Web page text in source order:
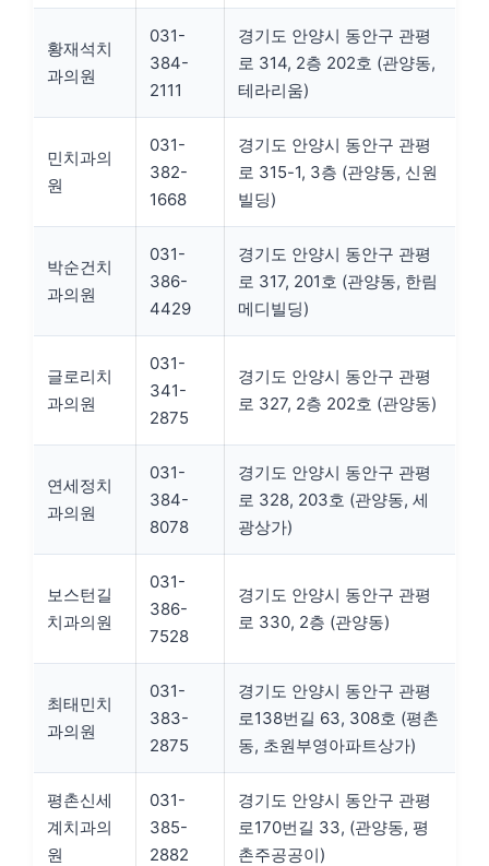
황재석치
과의원
031-
384-
2111
경기도 안양시 동안구 관평
로 314, 2층 202호 (관양동,
테라리움)
민치과의
원
031-
382-
1668
경기도 안양시 동안구 관평
로 315-1, 3층 (관양동, 신원
빌딩)
박순건치
과의원
031-
386-
4429
경기도 안양시 동안구 관평
로 317, 201호 (관양동, 한림
메디빌딩)
글로리치
과의원
031-
341-
2875
경기도 안양시 동안구 관평
로 327, 2층 202호 (관양동)
연세정치
과의원
031-
384-
8078
경기도 안양시 동안구 관평
로 328, 203호 (관양동, 세
광상가)
보스턴길
치과의원
031-
386-
7528
경기도 안양시 동안구 관평
로 330, 2층 (관양동)
최태민치
과의원
031-
383-
2875
경기도 안양시 동안구 관평
로138번길 63, 308호 (평촌
동, 초원부영아파트상가)
평촌신세
계치과의
원
031-
385-
2882
경기도 안양시 동안구 관평
로170번길 33, (관양동, 평
촌주공공이)